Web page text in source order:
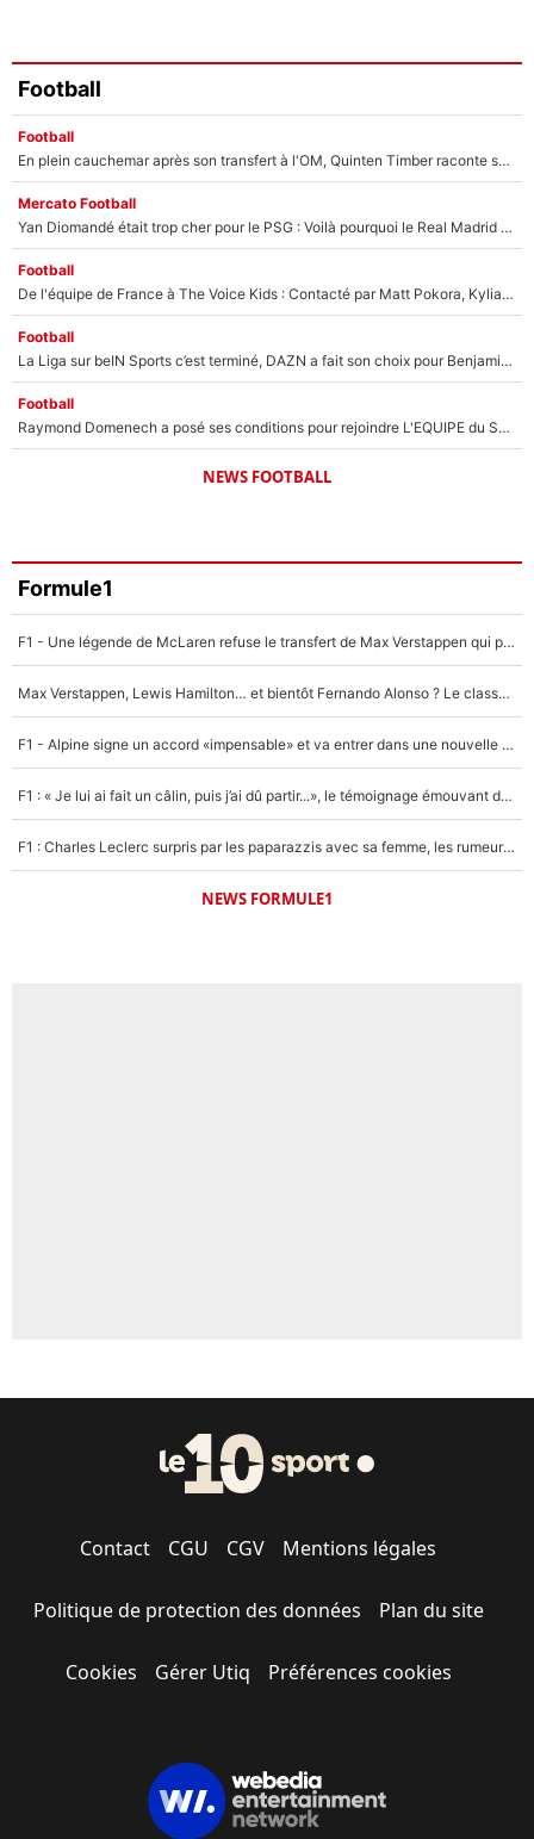
Football
Football
En plein cauchemar après son transfert à l'OM, Quinten Timber raconte ses doutes après sa signature à Marseille
Mercato Football
Yan Diomandé était trop cher pour le PSG : Voilà pourquoi le Real Madrid a accepté de payer la somme record de 140M€ pour boucler son transfert !
Football
De l'équipe de France à The Voice Kids : Contacté par Matt Pokora, Kylian Mbappé a accepté de jouer un rôle inédit sur TF1 !
Football
La Liga sur beIN Sports c’est terminé, DAZN a fait son choix pour Benjamin Da Silva et Omar Da Fonseca !
Football
Raymond Domenech a posé ses conditions pour rejoindre L'EQUIPE du Soir : Il refuse de faire l'émission avec un autre chroniqueur !
NEWS FOOTBALL
Formule1
F1 - Une légende de McLaren refuse le transfert de Max Verstappen qui pourrait «faire des vagues» et plomber l'ambiance dans l'équipe
Max Verstappen, Lewis Hamilton… et bientôt Fernando Alonso ? Le classement des pilotes les mieux payés en Formule 1 risque de changer !
F1 - Alpine signe un accord «impensable» et va entrer dans une nouvelle dimension : Grande nouvelle pour Pierre Gasly !
F1 : « Je lui ai fait un câlin, puis j’ai dû partir...», le témoignage émouvant de Max Verstappen sur sa fille
F1 : Charles Leclerc surpris par les paparazzis avec sa femme, les rumeurs étaient vraies !
NEWS FORMULE1
Contact CGU CGV Mentions légales
Politique de protection des données Plan du site
Cookies Gérer Utiq Préférences cookies